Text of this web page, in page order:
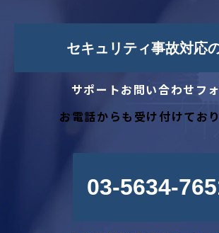
セキュリティ事故対応
サポートお問い合わせフ
お電話からも受け付けており
03-5634-